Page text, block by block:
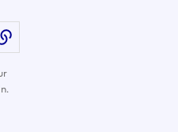
Twitter) -
LinkedInpar email